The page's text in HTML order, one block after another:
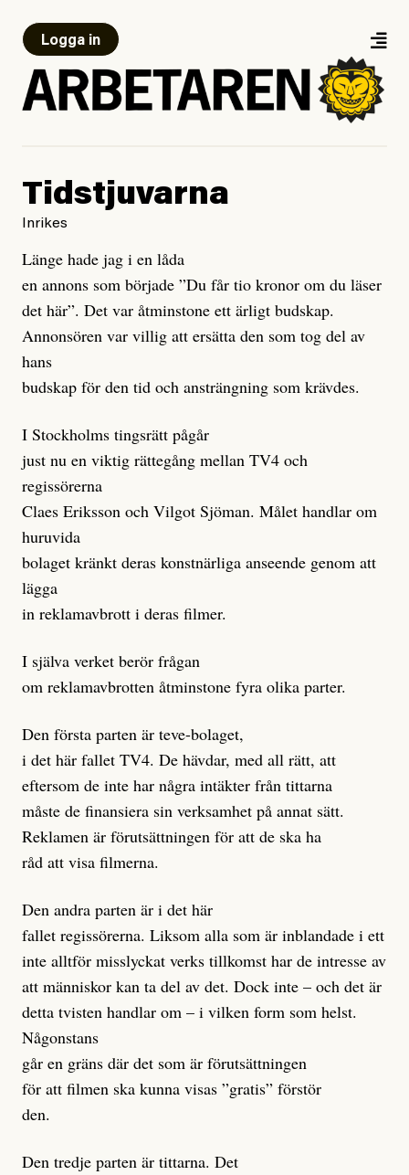
Logga in
Tidstjuvarna
Inrikes
Länge hade jag i en låda
en annons som började ”Du får tio kronor om du läser
det här”. Det var åtminstone ett ärligt budskap.
Annonsören var villig att ersätta den som tog del av
hans
budskap för den tid och ansträngning som krävdes.
I Stockholms tingsrätt pågår
just nu en viktig rättegång mellan TV4 och
regissörerna
Claes Eriksson och Vilgot Sjöman. Målet handlar om
huruvida
bolaget kränkt deras konstnärliga anseende genom att
lägga
in reklamavbrott i deras filmer.
I själva verket berör frågan
om reklamavbrotten åtminstone fyra olika parter.
Den första parten är teve-bolaget,
i det här fallet TV4. De hävdar, med all rätt, att
eftersom de inte har några intäkter från tittarna
måste de finansiera sin verksamhet på annat sätt.
Reklamen är förutsättningen för att de ska ha
råd att visa filmerna.
Den andra parten är i det här
fallet regissörerna. Liksom alla som är inblandade i ett
inte alltför misslyckat verks tillkomst har de intresse av
att människor kan ta del av det. Dock inte – och det är
detta tvisten handlar om – i vilken form som helst.
Någonstans
går en gräns där det som är förutsättningen
för att filmen ska kunna visas ”gratis” förstör
den.
Den tredje parten är tittarna. Det